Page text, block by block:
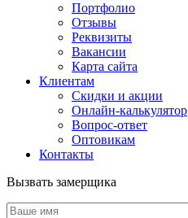
Портфолио
Отзывы
Реквизиты
Вакансии
Карта сайта
Клиентам
Скидки и акции
Онлайн-калькулятор
Вопрос-ответ
Оптовикам
Контакты
Вызвать замерщика